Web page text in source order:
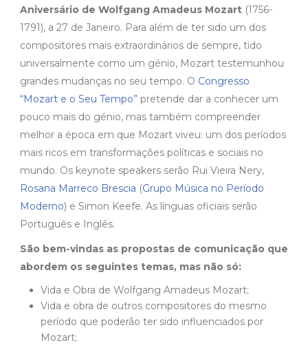
Aniversário de Wolfgang Amadeus Mozart (1756-
1791), a 27 de Janeiro. Para além de ter sido um dos
compositores mais extraordinários de sempre, tido
universalmente como um génio, Mozart testemunhou
grandes mudanças no seu tempo. O Congresso
“Mozart e o Seu Tempo” pretende dar a conhecer um
pouco mais do génio, mas também compreender
melhor a época em que Mozart viveu: um dos períodos
mais ricos em transformações políticas e sociais no
mundo. Os keynote speakers serão Rui Vieira Nery,
Rosana Marreco Brescia (Grupo Música no Período
Moderno) e Simon Keefe. As línguas oficiais serão
Português e Inglês.
São bem-vindas as propostas de comunicação que
abordem os seguintes temas, mas não só:
Vida e Obra de Wolfgang Amadeus Mozart;
Vida e obra de outros compositores do mesmo
período que poderão ter sido influenciados por
Mozart;